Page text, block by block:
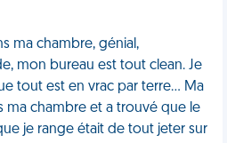
ma chambre, génial,
mon bureau est tout clean. Je
tout est en vrac par terre... Ma
ma chambre et a trouvé que le
je range était de tout jeter sur